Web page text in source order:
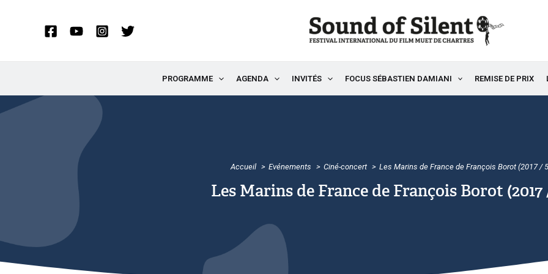
PROGRAMME AGENDA INVITÉS FOCUS SÉBASTIEN DAMIANI REMISE DE PRIX
Accueil Evénements Ciné-concert Les Marins de France de François Borot (2017 /
Les Marins de France de François Borot